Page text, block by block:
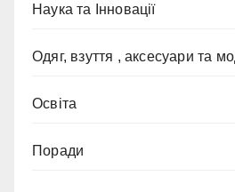
Наука та Інновації
Одяг, взуття , аксесуари та
Освіта
Поради